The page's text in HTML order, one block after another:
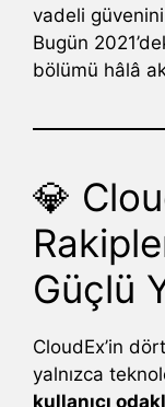
vadeli güvenini
Bugün
bölümü hâlâ
💎
Güçlü
CloudEx’in
yalnızca
kullanıcı